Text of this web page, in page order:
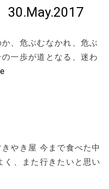
、危ぶむなかれ、危ぶ
一歩が道となる、迷わ
やき屋 今まで食べた中
く、また行きたいと思い